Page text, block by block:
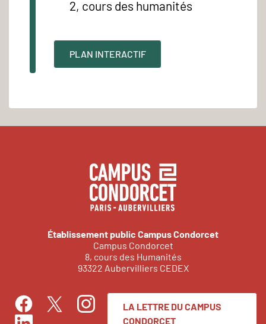
2, cours des humanités
PLAN INTERACTIF
Établissement public Campus Condorcet
Campus Condorcet
8, cours des Humanités
93322 Aubervilliers CEDEX
FacebookTwitterInstagramLA LETTRE DU CAMPUS
CONDORCET